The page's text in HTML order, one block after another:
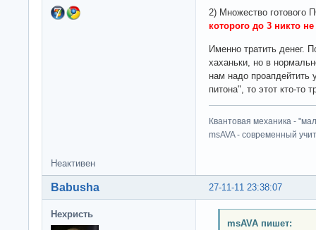
2) Множество готового
которого до 3 никто не
Именно тратить денег.
хаханьки, но в
нам надо проапдейтить
питона", то этот кто-то
Квантовая механика -
msAVA - современный
Неактивен
27-11-11 23:38:07
Babusha
Нехристь
msAVA пишет: